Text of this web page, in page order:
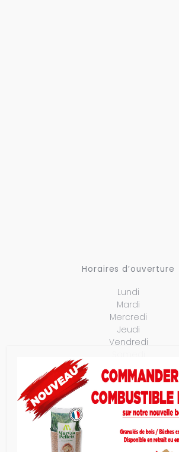
Horaires d’ouverture
Lundi
Mardi
Mercredi
Jeudi
Vendredi
Dimanche
Sur Rendez-vous
Sur Rendez-vous
Sur Rendez-vous
Sur Rendez-vous
Sur Rendez-vous
Sur Rendez-vous